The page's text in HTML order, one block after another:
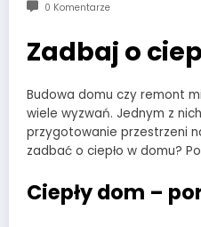
0 Komentarze
Zadbaj o
Budowa domu czy remont
wiele wyzwań. Jednym z
przygotowanie przestrzeni
zadbać o ciepło w domu?
Ciepły dom –